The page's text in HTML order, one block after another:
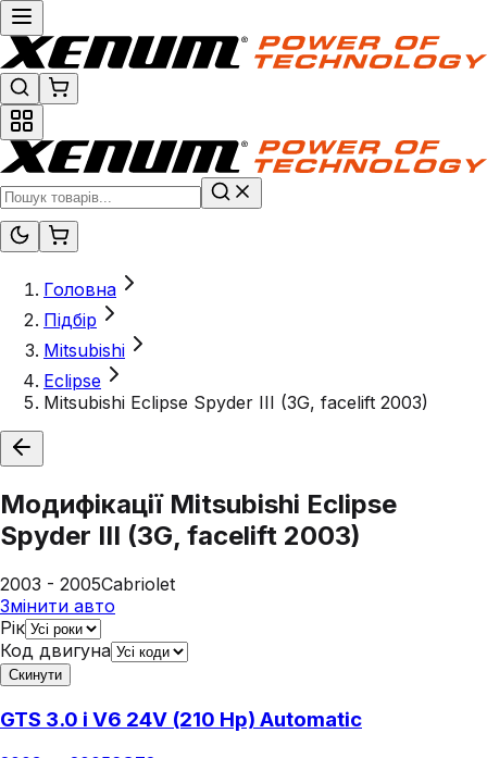
Головна
Підбір
Mitsubishi
Eclipse
Mitsubishi Eclipse Spyder III (3G, facelift 2003)
Модифікації Mitsubishi Eclipse
Spyder III (3G, facelift 2003)
2003 - 2005Cabriolet
Змінити авто
Рік
Код двигуна
Скинути
GTS 3.0 i V6 24V (210 Hp) Automatic